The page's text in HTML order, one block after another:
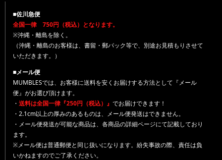
■佐川急便
全国一律 750円（税込）となります。
※沖縄・離島を除く。
（沖縄・離島のお客様は、書留・郵パック等で、別途お見積もりさせて
いただきます。）
■メール便
MUMBLESでは、お客様に送料を安くお届けする方法として『メール
便』がお選び頂けます。
・ 送料は全国一律『250円（税込）』 でお届けできます！
・2.1cm以上の厚みのあるものは、メール便発送はできません。
・メール便発送が可能な商品は、各商品の詳細ページにて記載しており
ます。
※メール便は普通郵便と同じ扱いになります。紛失事故の際、責任は負
いかねますのでご了承ください。